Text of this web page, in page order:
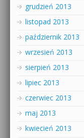
grudzień 2013
listopad 2013
październik 2013
wrzesień 2013
sierpień 2013
lipiec 2013
czerwiec 2013
maj 2013
kwiecień 2013